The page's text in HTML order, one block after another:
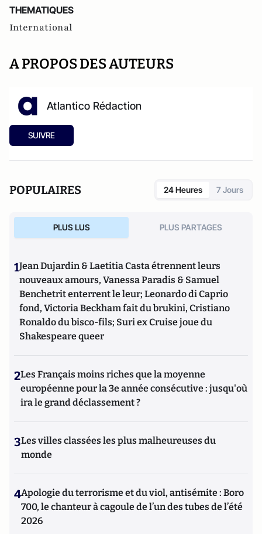
THEMATIQUES
International
A PROPOS DES AUTEURS
Atlantico Rédaction
SUIVRE
POPULAIRES 24 Heures 7 Jours
PLUS LUS PLUS PARTAGES
1Jean Dujardin & Laetitia Casta étrennent leurs
nouveaux amours, Vanessa Paradis & Samuel
Benchetrit enterrent le leur; Leonardo di Caprio
fond, Victoria Beckham fait du brukini, Cristiano
Ronaldo du bisco-fils; Suri ex Cruise joue du
Shakespeare queer
2Les Français moins riches que la moyenne
européenne pour la 3e année consécutive : jusqu'où
ira le grand déclassement ?
3Les villes classées les plus malheureuses du
monde
4Apologie du terrorisme et du viol, antisémite : Boro
700, le chanteur à cagoule de l’un des tubes de l’été
2026